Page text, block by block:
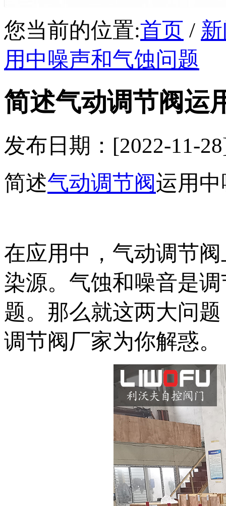
您当前的位置:首页 /
用中噪声和气蚀问题
简述气动调节阀运
发布日期：[2022-11-
简述气动调节阀运用
在应用中，气动调节
染源。气蚀和噪音是
题。那么就这两大问
调节阀厂家为你解惑。